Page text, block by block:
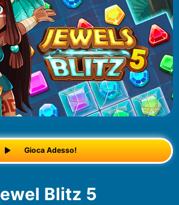
Gioca Adesso!
Jewel Blitz 5